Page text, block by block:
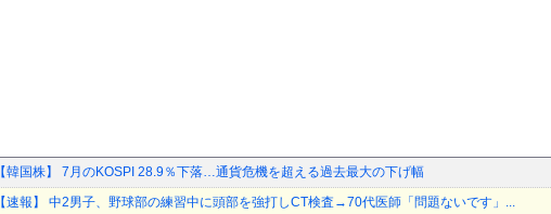
【韓国株】 7月のKOSPI 28.9％下落…通貨危機を超える過去最大の下げ幅
【速報】 中2男子、野球部の練習中に頭部を強打しCT検査→70代医師「問題ないです」...